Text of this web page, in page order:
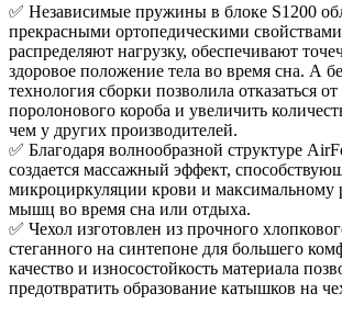
✅ Независимые пружины в блоке S1200
прекрасными ортопедическими
распределяют нагрузку, обеспечивают
здоровое положение тела во время сна. А
технология сборки позволила отказаться
поролонового короба и увеличить
чем у других производителей.
✅ Благодаря волнообразной структуре
создается массажный эффект,
микроциркуляции крови и максимальному
мышц во время сна или отдыха.
✅ Чехол изготовлен из прочного
стеганного на синтепоне для большего
качество и износостойкость материала
предотвратить образование катышков на